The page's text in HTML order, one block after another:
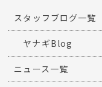
スタッフブログ一覧
ヤナギBlog
ニュース一覧